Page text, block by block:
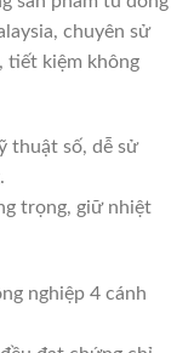
chuyên sử
tiết kiệm không
thuật số, dễ sử
trọng, giữ nhiệt
nghiệp 4 cánh